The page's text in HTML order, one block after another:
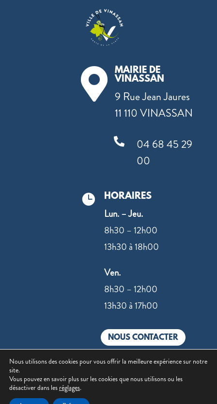

MAIRIE DE
VINASSAN
9 Rue Jean Jaures
11 110 VINASSAN

04 68 45 29
00
 HORAIRES
Lun. – Jeu.
8h30 – 12h00
13h30 à 18h00
Ven.
8h30 – 12h00
13h30 à 17h00
NOUS CONTACTER
©2022 –Mentions légales
Nous utilisons des cookies pour vous offrir la meilleure expérience sur notre
site.
Vous pouvez en savoir plus sur les cookies que nous utilisons ou les
désactiver dans les réglages.